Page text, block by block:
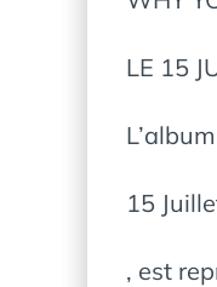
LE 15
15
, est